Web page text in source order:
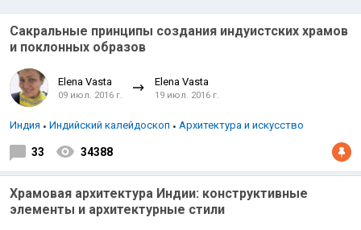
Аравийское море
Сакральные принципы создания индуистских храмов
и поклонных образов
Elena Vasta
09 июл. 2016 г.
Elena Vasta
19 июл. 2016 г.
Индия Индийский калейдоскоп Архитектура и искусство
33 34388
Храмовая архитектура Индии: конструктивные
элементы и архитектурные стили